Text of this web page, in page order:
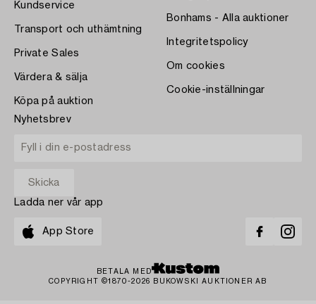
Kundservice
Transport och uthämtning
Private Sales
Värdera & sälja
Köpa på auktion
Bonhams - Alla auktioner
Integritetspolicy
Om cookies
Cookie-inställningar
Nyhetsbrev
Ladda ner vår app
App Store
BETALA MED
COPYRIGHT ©1870-2026 BUKOWSKI AUKTIONER AB